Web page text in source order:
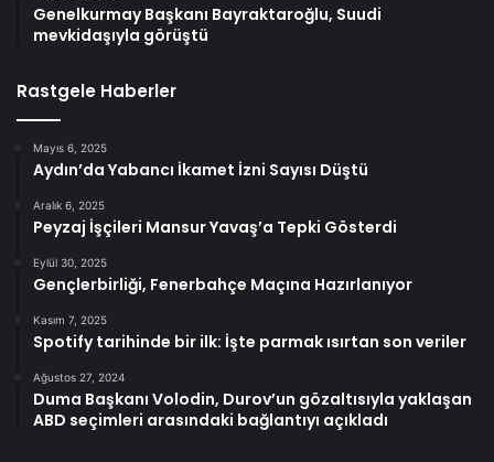
Genelkurmay Başkanı Bayraktaroğlu, Suudi
mevkidaşıyla görüştü
Rastgele Haberler
Mayıs 6, 2025
Aydın’da Yabancı İkamet İzni Sayısı Düştü
Aralık 6, 2025
Peyzaj İşçileri Mansur Yavaş’a Tepki Gösterdi
Eylül 30, 2025
Gençlerbirliği, Fenerbahçe Maçına Hazırlanıyor
Kasım 7, 2025
Spotify tarihinde bir ilk: İşte parmak ısırtan son veriler
Ağustos 27, 2024
Duma Başkanı Volodin, Durov’un gözaltısıyla yaklaşan
ABD seçimleri arasındaki bağlantıyı açıkladı